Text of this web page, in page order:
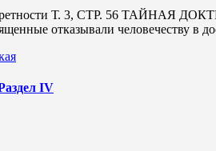
отказывали человечеству в
IV